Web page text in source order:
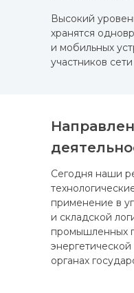
Высокий
хранятся
и мобильных
участников сети
Сегодня наши
применение в
и складской
промышленных
органах